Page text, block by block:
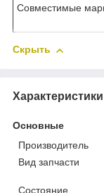
Совместимые
Скрыть
Характеристики
Основные
Производитель
Вид запчасти
Состояние